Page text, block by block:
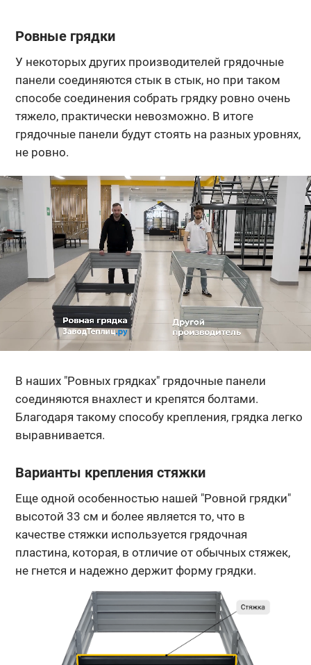
Ровные грядки
У некоторых других производителей грядочные
панели соединяются стык в стык, но при таком
способе соединения собрать грядку ровно очень
тяжело, практически невозможно. В итоге
грядочные панели будут стоять на разных уровнях,
не ровно.
В наших "Ровных грядках" грядочные панели
соединяются внахлест и крепятся болтами.
Благодаря такому способу крепления, грядка легко
выравнивается.
Варианты крепления стяжки
Еще одной особенностью нашей "Ровной грядки"
высотой 33 см и более является то, что в
качестве стяжки используется грядочная
пластина, которая, в отличие от обычных стяжек,
не гнется и надежно держит форму грядки.